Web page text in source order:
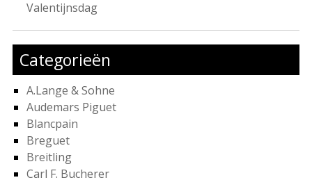
Valentijnsdag
Categorieën
A.Lange & Sohne
Audemars Piguet
Blancpain
Breguet
Breitling
Carl F. Bucherer